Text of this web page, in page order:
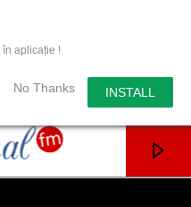
în aplicație !
No Thanks INSTALL